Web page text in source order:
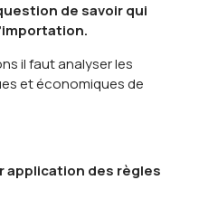
de savoir qui
il faut analyser les
et économiques de
application des règles